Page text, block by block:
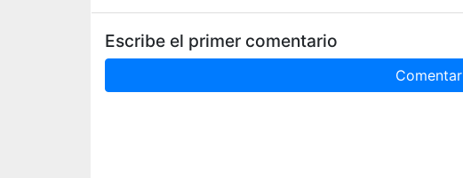
Escribe el primer comentario
Comentar